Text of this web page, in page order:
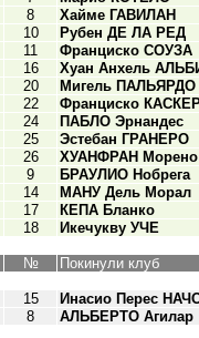
8
Хайме ГАВИЛАН
10
Рубен ДЕ ЛА РЕД
11
Франциско СОУЗА
16
Хуан Анхель
20
Мигель ПАЛЬЯРДО
22
Франциско
24
ПАБЛО Эрнандес
25
Эстебан ГРАНЕРО
26
ХУАНФРАН Морено
9
БРАУЛИО Нобрега
14
МАНУ Дель Морал
17
КЕПА Бланко
18 Икечукву УЧЕ
№ Покинули клуб
15
Инасио Перес
8 АЛЬБЕРТО Агилар